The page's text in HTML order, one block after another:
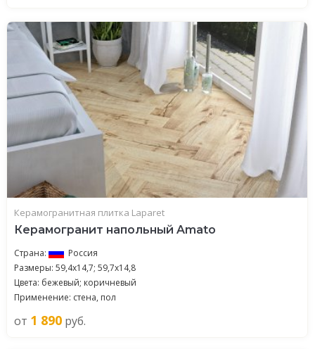
Керамогранитная плитка Laparet
Керамогранит напольный Amato
Страна:
Россия
Размеры: 59,4х14,7; 59,7х14,8
Цвета: бежевый; коричневый
Применение: стена, пол
от 1 890 руб.